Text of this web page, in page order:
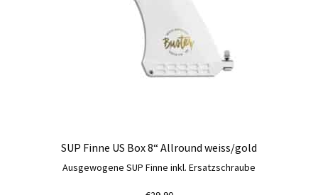
SUP Finne US Box 8“ Allround weiss/gold
Ausgewogene SUP Finne inkl. Ersatzschraube